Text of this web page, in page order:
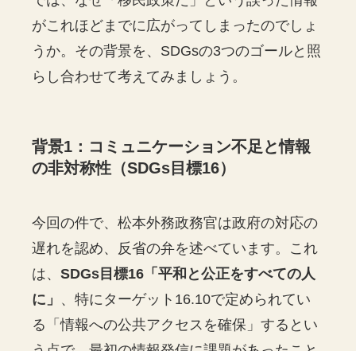
がこれほどまでに広がってしまったのでしょ
うか。その背景を、SDGsの3つのゴールと照
らし合わせて考えてみましょう。
背景1：コミュニケーション不足と情報
の非対称性（SDGs目標16）
今回の件で、松本外務政務官は政府の対応の
遅れを認め、反省の弁を述べています。これ
は、SDGs目標16「平和と公正をすべての人
に」 、特にターゲット16.10で定められてい
る「情報への公共アクセスを確保」するとい